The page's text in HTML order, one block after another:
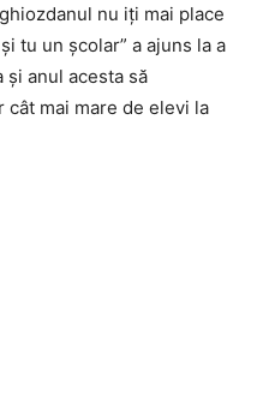
nu iți mai place
tu un școlar” a ajuns la a
anul acesta să
cât mai mare de elevi la